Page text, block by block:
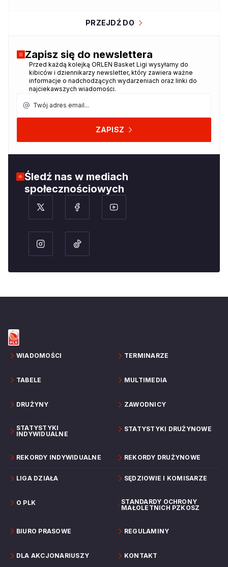
PRZEJDŹ DO
Zapisz się do newslettera
Przed każdą kolejką ORLEN Basket Ligi wysyłamy do
kibiców i dziennikarzy newsletter, który zawiera ważne
informacje o nadchodzących wydarzeniach oraz linki do
najciekawszych wiadomości.
ZAPISZ
Dziękujemy za zapisanie się do
newslettera!
Śledź nas w mediach
społecznościowych
WIADOMOŚCI TERMINARZE
TABELE MULTIMEDIA
DRUŻYNY ZAWODNICY
STATYSTYKI
INDYWIDUALNE
STATYSTYKI DRUŻYNOWE
REKORDY INDYWIDUALNE REKORDY DRUŻYNOWE
LIGA DZIAŁA SĘDZIOWIE I KOMISARZE
O PLK
STANDARDY OCHRONY
MAŁOLETNICH PZKOSZ
BIURO PRASOWE REGULAMINY
DLA AKCJONARIUSZY KONTAKT